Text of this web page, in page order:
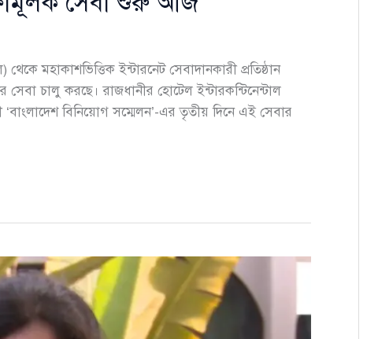
মহাকাশভিত্তিক ইন্টারনেট সেবাদানকারী প্রতিষ্ঠান
চালু করছে। রাজধানীর হোটেল ইন্টারকন্টিনেন্টাল
বিনিয়োগ সম্মেলন’-এর তৃতীয় দিনে এই সেবার